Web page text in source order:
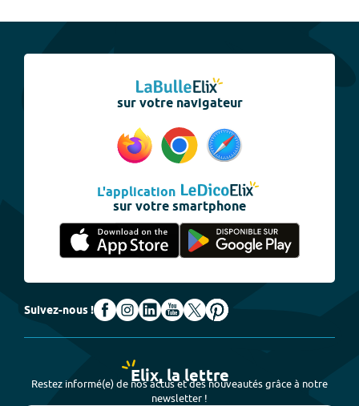
sur votre navigateur
L'application
sur votre smartphone
Suivez-nous !
Elix, la lettre
Restez informé(e) de nos actus et des nouveautés grâce à notre
newsletter !